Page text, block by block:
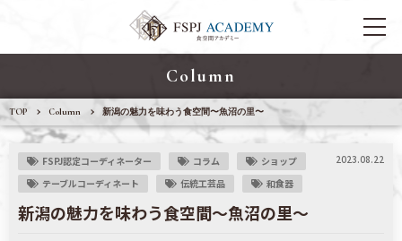
Column
TOP Column 新潟の魅力を味わう食空間〜魚沼の里〜
2023.08.22
FSPJ認定コーディネーター コラム
ショップ
テーブルコーディネート
伝統工芸品 和食器
新潟の魅力を味わう食空間〜魚沼の里〜